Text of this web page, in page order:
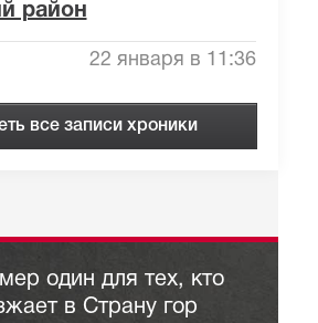
район
22 января в 11:36
все записи хроники
один для тех, кто
в Страну гор